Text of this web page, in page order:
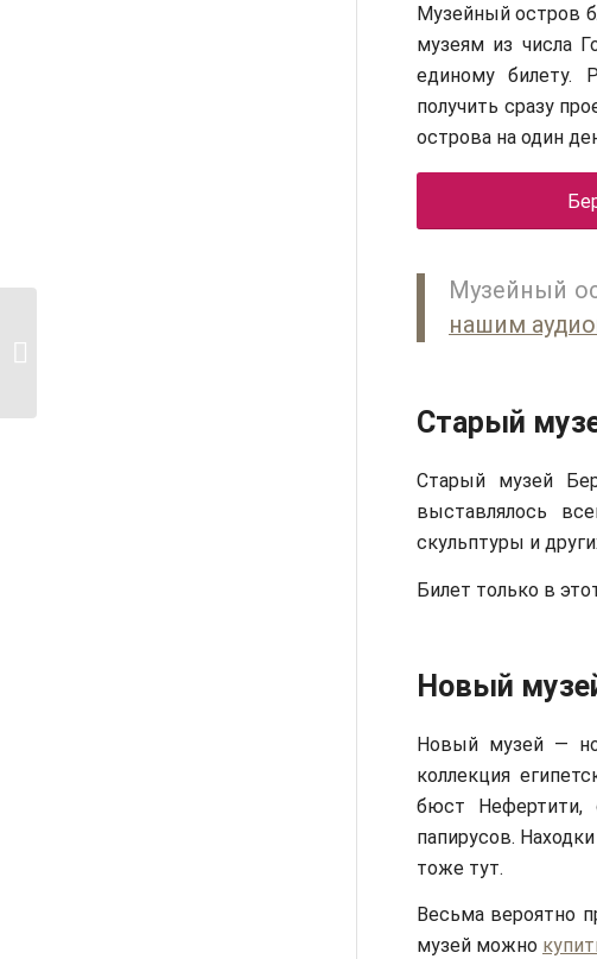
Музейный остров
музеям из числа
единому билету.
получить сразу
острова на один
Музейный
нашим
Старый
Старый музей
выставлялось
скульптуры и
Билет только в
Новый
Новый музей —
коллекция
бюст Нефертити,
папирусов.
тоже тут.
Весьма вероятно
музей можно